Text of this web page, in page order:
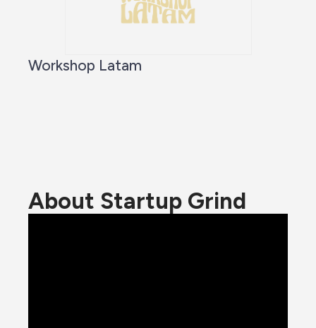
Workshop Latam
About Startup Grind